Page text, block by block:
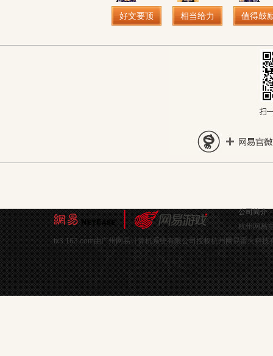
好文要顶 相当给力 值得鼓
公司简介-
杭州网易
tx3.163.com由广州网易计算机系统有限公司授权杭州网易雷火科技